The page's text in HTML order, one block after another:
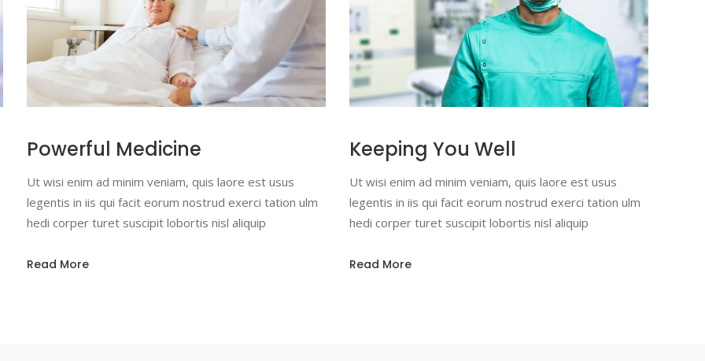
Powerful Medicine
Ut wisi enim ad minim veniam, quis laore est usus
legentis in iis qui facit eorum nostrud exerci tation ulm
hedi corper turet suscipit lobortis nisl aliquip
Read More
Keeping You Well
Ut wisi enim ad minim veniam, quis laore est usus
legentis in iis qui facit eorum nostrud exerci tation ulm
hedi corper turet suscipit lobortis nisl aliquip
Read More